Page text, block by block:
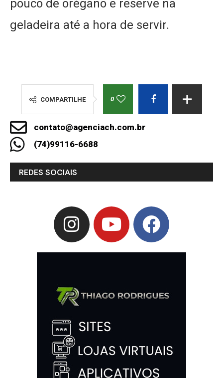
pouco de orégano e reserve na
geladeira até a hora de servir.
COMPARTILHE 0
contato@agenciach.com.br
(74)99116-6688
REDES SOCIAIS